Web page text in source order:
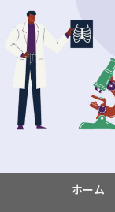
ホーム